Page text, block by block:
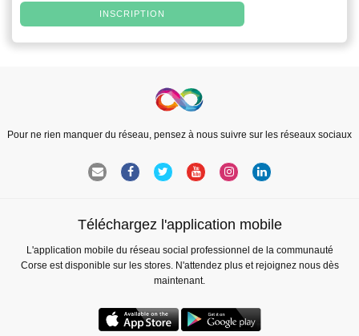
INSCRIPTION
Pour ne rien manquer du réseau, pensez à nous suivre sur les réseaux sociaux
Téléchargez l'application mobile
L'application mobile du réseau social professionnel de la communauté
Corse est disponible sur les stores. N'attendez plus et rejoignez nous dès
maintenant.